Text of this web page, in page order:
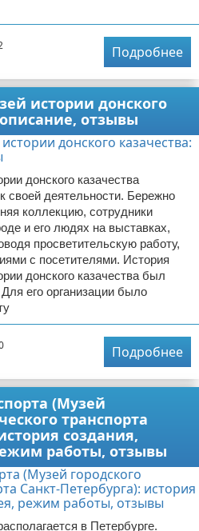
Подробнее
истории донского
описание, отзывы
донского казачества
своей деятельности. Бережно
коллекцию, сотрудники
и его людях на выставках,
просветительскую работу,
с посетителями. История
донского казачества был
его организации было
Подробнее
(Музей
транспорта
создания,
работы, отзывы
в Петербурге.